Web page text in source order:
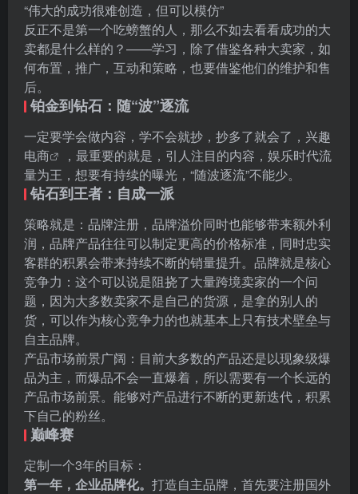
“伟大的成功很难创造，但可以模仿”
反正不是第一个吃螃蟹的人，那么不如去看看成功的大
卖都是什么样的？——学习，除了借鉴各种大卖家，如
何布置，推广，互动和策略，也要借鉴他们的维护和售
后。
铂金到钻石：随“波”逐流
一定要学会做内容，学不会就抄，抄多了就会了， 兴趣
电商
，最重要的就是，引人注目的内容，娱乐时代流
量为王，想要有持续的曝光，“随波逐流”不能少。
钻石到王者：自成一派
策略就是： 品牌注册 ，品牌溢价同时也能够带来额外利
润，品牌产品往往可以制定更高的价格标准，同时忠实
客群的积累会带来持续不断的销量提升。品牌就是核心
竞争力：这个可以说是阻挠了大量跨境卖家的一个问
题，因为大多数卖家不是自己的货源，是拿的别人的
货，可以作为核心竞争力的也就基本上只有技术壁垒与
自主品牌。
产品市场前景广阔：目前大多数的产品还是以现象级爆
品为主，而爆品不会一直爆着，所以需要有一个长远的
产品市场前景。能够对产品进行不断的更新迭代，积累
下自己的粉丝。
巅峰赛
定制一个3年的目标：
第一年 ，企业品牌化。 打造自主品牌，首先要注册国外